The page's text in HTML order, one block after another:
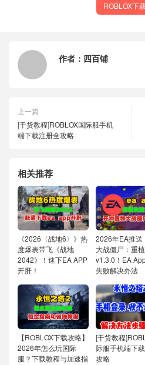
ROBLOX下
作者： 四百铺
上一篇
[干货教程]ROBLOX国际服手机
端下载注册全攻略
相关推荐
《2026〈战地6〉》热
度爆表带飞《战地
2042》！速下EA APP
开肝！
2026年EA推送
大战僵尸：重植
v1.3.0！EA
失败解决办法
【ROBLOX下载攻略】
2026年怎么玩国际
服？下载教程与加速指
[干货教程
际服手机端下
攻略